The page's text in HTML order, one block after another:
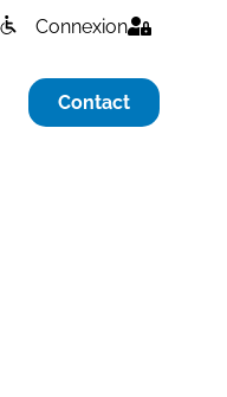
Connexion
Contact